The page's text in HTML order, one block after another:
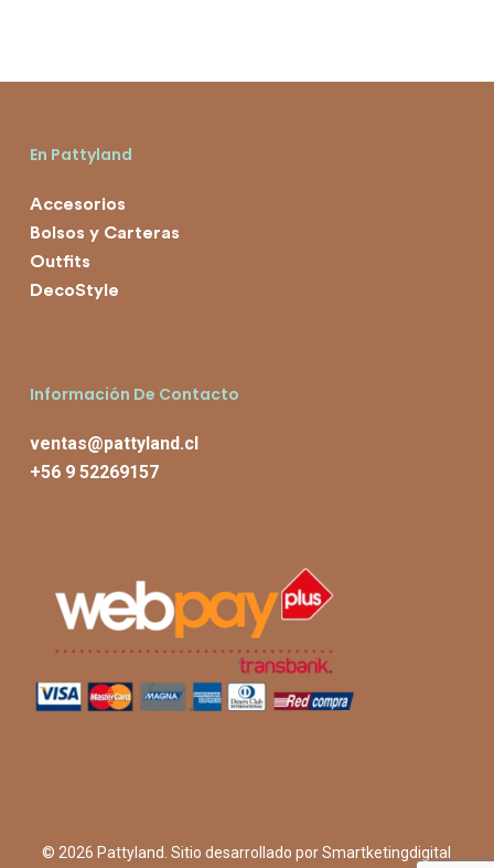
En Pattyland
Accesorios
Bolsos y Carteras
Outfits
DecoStyle
Información De Contacto
ventas@pattyland.cl
+56 9 52269157
© 2026 Pattyland. Sitio desarrollado porSmartketingdigital